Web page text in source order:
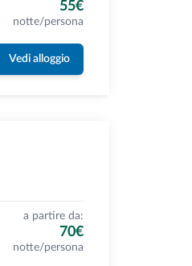
55€
notte/persona
Vedi alloggio
a partire da:
70€
notte/persona